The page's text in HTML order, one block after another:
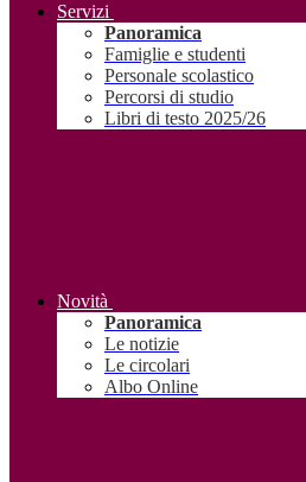
Servizi
Panoramica
Famiglie e studenti
Personale scolastico
Percorsi di studio
Libri di testo 2025/26
Novità
Panoramica
Le notizie
Le circolari
Albo Online